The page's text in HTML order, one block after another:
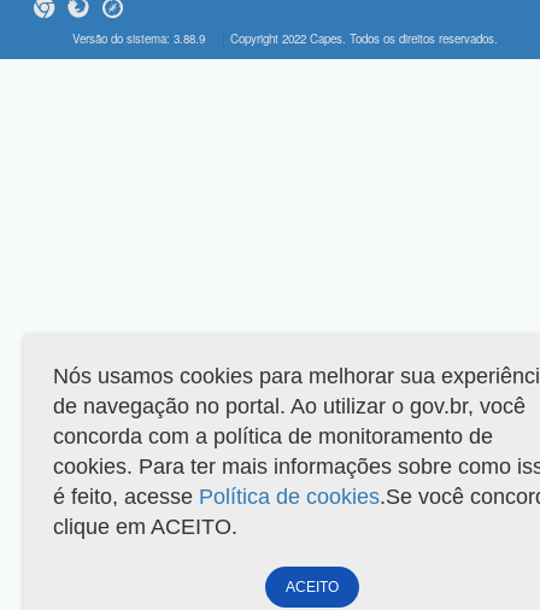
Versão do sistema: 3.88.9 Copyright 2022 Capes. Todos os direitos reservados.
Nós usamos cookies para melhorar sua
de navegação no portal. Ao utilizar o gov.br, você
concorda com a política de monitoramento de
cookies. Para ter mais informações sobre como
é feito, acesse Política de cookies.Se você
clique em ACEITO.
ACEITO